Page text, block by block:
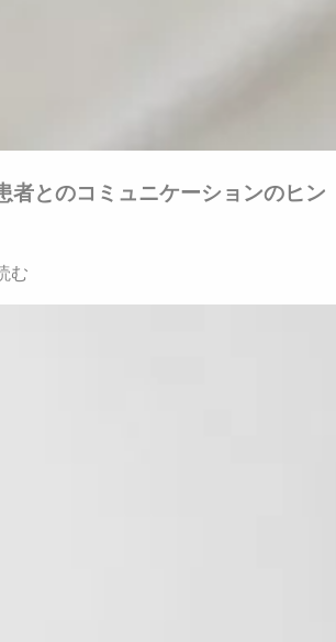
者とのコミュニケーションのヒン
む